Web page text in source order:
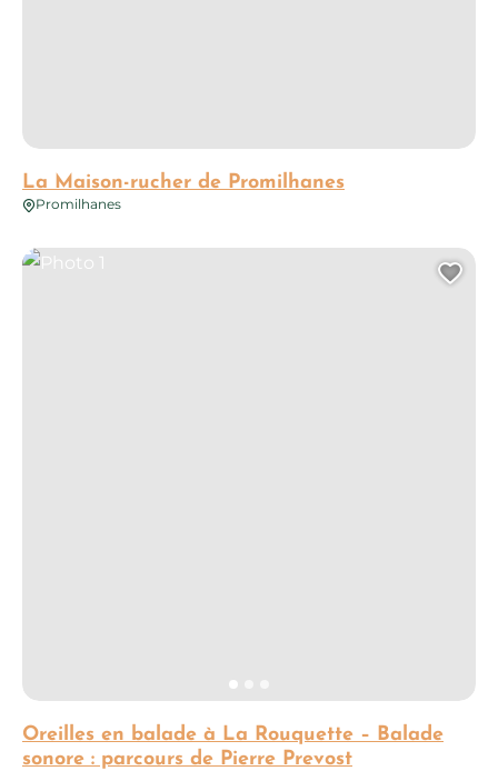
La Maison-rucher de Promilhanes
Promilhanes
Oreilles en balade à La Rouquette – Balade
sonore : parcours de Pierre Prevost
Photo 1